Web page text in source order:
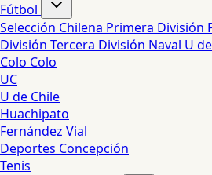
Fútbol
Selección Chilena Primera División
División Tercera División Naval U
Colo Colo
UC
U de Chile
Huachipato
Fernández Vial
Deportes Concepción
Tenis